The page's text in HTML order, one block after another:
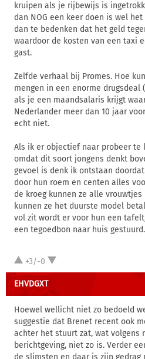
kruipen als je rijbewijs is
dan NOG een keer doen is wel
dan te bedenken dat het geld
waardoor de kosten van een taxi
gast.
Zelfde verhaal bij Promes. Hoe
mengen in een enorme
als je een maandsalaris krijgt
Nederlander meer dan 10 jaar
echt niet.
Als ik er objectief naar probeer
omdat dit soort jongens denkt
gevoel is denk ik ontstaan
door hun roem en centen alles
de kroeg kunnen ze alle
kunnen ze het duurste model
vol zit wordt er voor hun een
een tegoedbon naar huis gestuurd.
+3/-0
EHVDGXT
Hoewel wellicht niet zo bedoeld
suggestie dat Brenet recent ook
achter het stuurt zat, wat volgens
berichtgeving, niet zo is. Verder
de slimsten en daar is zijn gedrag